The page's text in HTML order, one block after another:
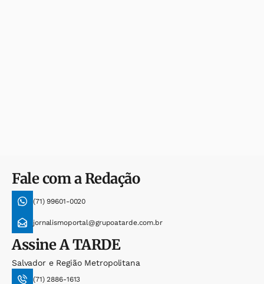
Fale com a Redação
(71) 99601-0020
jornalismoportal@grupoatarde.com.br
AssineA TARDE
Salvador e Região Metropolitana
(71) 2886-1613